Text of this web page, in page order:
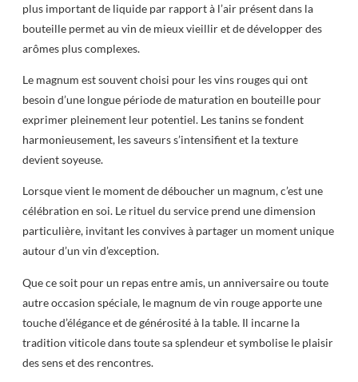
plus important de liquide par rapport à l’air présent dans la
bouteille permet au vin de mieux vieillir et de développer des
arômes plus complexes.
Le magnum est souvent choisi pour les vins rouges qui ont
besoin d’une longue période de maturation en bouteille pour
exprimer pleinement leur potentiel. Les tanins se fondent
harmonieusement, les saveurs s’intensifient et la texture
devient soyeuse.
Lorsque vient le moment de déboucher un magnum, c’est une
célébration en soi. Le rituel du service prend une dimension
particulière, invitant les convives à partager un moment unique
autour d’un vin d’exception.
Que ce soit pour un repas entre amis, un anniversaire ou toute
autre occasion spéciale, le magnum de vin rouge apporte une
touche d’élégance et de générosité à la table. Il incarne la
tradition viticole dans toute sa splendeur et symbolise le plaisir
des sens et des rencontres.